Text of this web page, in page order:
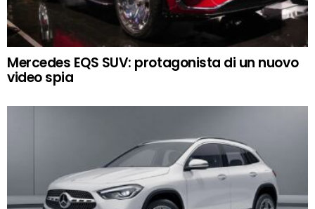
Mercedes EQS SUV: protagonista di un nuovo
video spia